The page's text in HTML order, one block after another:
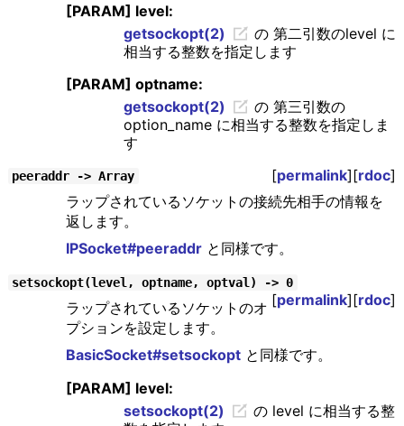
[PARAM] level:
getsockopt(2)
の 第二引数のlevel に
相当する整数を指定します
[PARAM] optname:
getsockopt(2)
の 第三引数の
option_name に相当する整数を指定しま
す
peeraddr -> Array [permalink][rdoc]
ラップされているソケットの接続先相手の情報を
返します。
IPSocket#peeraddrと同様です。
setsockopt(level, optname, optval) -> 0
[permalink][rdoc]
ラップされているソケットのオ
プションを設定します。
BasicSocket#setsockoptと同様です。
[PARAM] level:
setsockopt(2)
の level に相当する整